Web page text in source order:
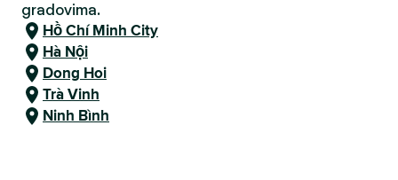
gradovima.
Hồ Chí Minh City
Hà Nội
Dong Hoi
Trà Vinh
Ninh Bình